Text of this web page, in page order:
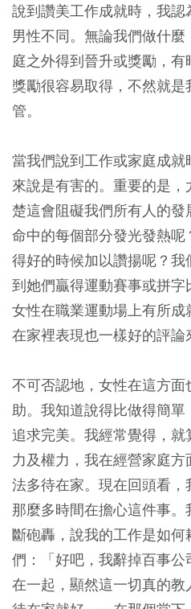
說到讚美工作成就時，我
男性不同。無論我們做什
庭之外得到晉升或獎勵，
獎勵很容易取得，不然就
管。
當我們說到工作或家庭成
來說是有害的。重要的是
楚這會阻礙我們所有人的
命中的每個部分發光發熱
得好的時候加以讚揚呢？
到她們贏得運動賽事或拼
女性在職業運動場上有所
在家裡表現也一樣好的評論
不可否認地，女性在這方
助。我知道說得比做得簡
追求完美。我經常覺得，
力及權力，我在經營家庭
法多待在家。現在回頭看
那麼多時間在擔心這件事
斷砲轟，說我的工作是如
們：「好吧，我辭掉百事
在一起，顯然這一切真的教